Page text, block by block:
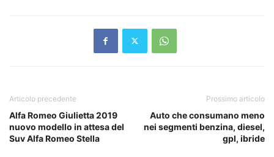
Articolo precedente
Alfa Romeo Giulietta 2019
nuovo modello in attesa del
Suv Alfa Romeo Stella
Prossimo articolo
Auto che consumano meno
nei segmenti benzina, diesel,
gpl, ibride